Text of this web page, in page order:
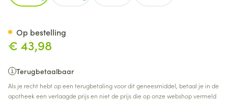
€ 43,98
Terugbetaalbaar
Als je recht hebt op een terugbetaling voor dit geneesmiddel, betaal je in de
apotheek een verlaagde prijs en niet de prijs die op onze webshop vermeld
Op bestelling